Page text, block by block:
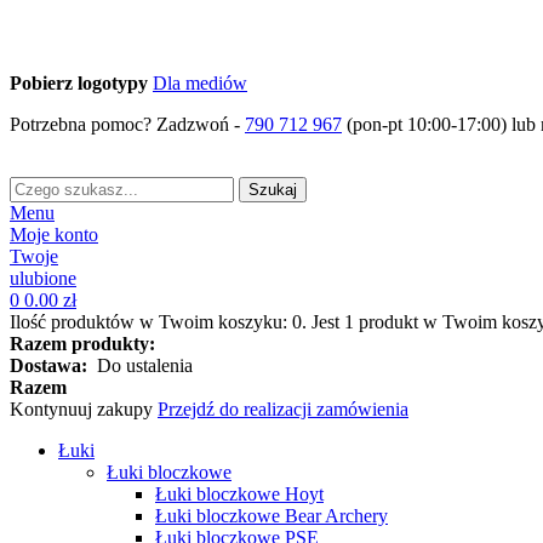
Pobierz logotypy Dla mediów
Potrzebna pomoc? Zadzwoń - 790 712 967 (pon-pt 10:00-17:00) lub
Szukaj
Menu
Moje konto
Twoje
ulubione
0 0.00 zł
Ilość produktów w Twoim koszyku: 0. Jest 1 produkt w Twoim
Razem produkty:
Dostawa: Do ustalenia
Razem
Kontynuuj zakupy Przejdź do realizacji zamówienia
Łuki
Łuki bloczkowe
Łuki bloczkowe Hoyt
Łuki bloczkowe Bear Archery
Łuki bloczkowe PSE